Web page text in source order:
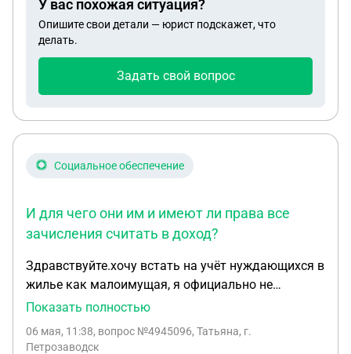
на камеру. Я хочу написать заявление на этого
человека. Какое наказание он должен понести? И
должны ли вообще принять мое заявление в
У вас похожая ситуация?
Опишите свои детали — юрист подскажет, что
делать.
Задать свой вопрос
Социальное обеспечение
И для чего они им и имеют ли права все
зачисления считать в доход?
Здравствуйте.хочу встать на учёт нуждающихся в
жилье как малоимущая, я официально не
работаю маленькому ребенку 1, 5 будут ли меня
детей и я , получаю алименты и пособие на детей.
Показать полностью
06 мая, 11:38, вопрос №4945096, Татьяна, г.
Петрозаводск